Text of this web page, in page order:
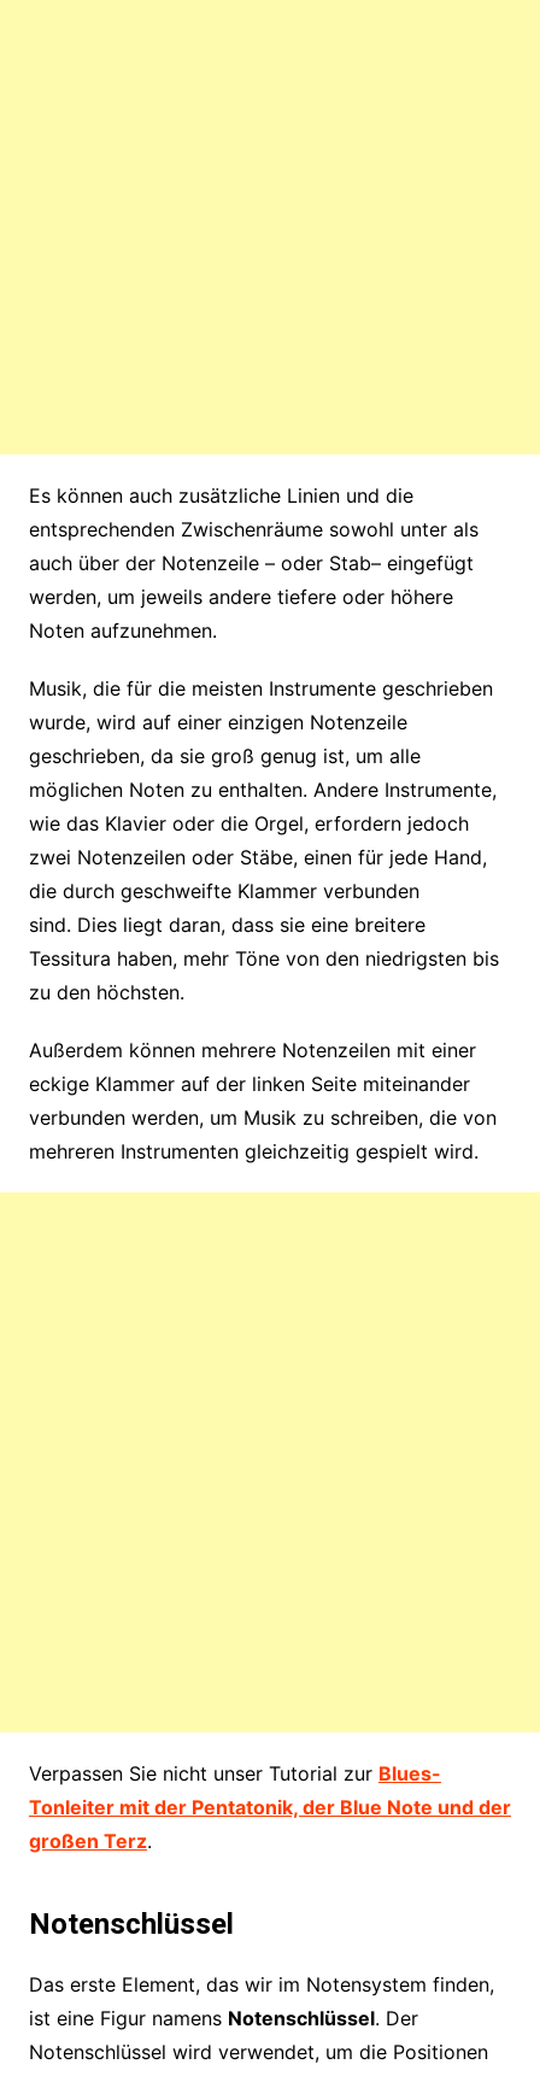
Es können auch zusätzliche Linien und die
entsprechenden Zwischenräume sowohl unter als
auch über der Notenzeile – oder Stab– eingefügt
werden, um jeweils andere tiefere oder höhere
Noten aufzunehmen.
Musik, die für die meisten Instrumente geschrieben
wurde, wird auf einer einzigen Notenzeile
geschrieben, da sie groß genug ist, um alle
möglichen Noten zu enthalten. Andere Instrumente,
wie das Klavier oder die Orgel, erfordern jedoch
zwei Notenzeilen oder Stäbe, einen für jede Hand,
die durch geschweifte Klammer verbunden
sind. Dies liegt daran, dass sie eine breitere
Tessitura haben, mehr Töne von den niedrigsten bis
zu den höchsten.
Außerdem können mehrere Notenzeilen mit einer
eckige Klammer auf der linken Seite miteinander
verbunden werden, um Musik zu schreiben, die von
mehreren Instrumenten gleichzeitig gespielt wird.
Verpassen Sie nicht unser Tutorial zur Blues-
Tonleiter mit der Pentatonik, der Blue Note und der
großen Terz.
Notenschlüssel
Das erste Element, das wir im Notensystem finden,
ist eine Figur namens Notenschlüssel. Der
Notenschlüssel wird verwendet, um die Positionen